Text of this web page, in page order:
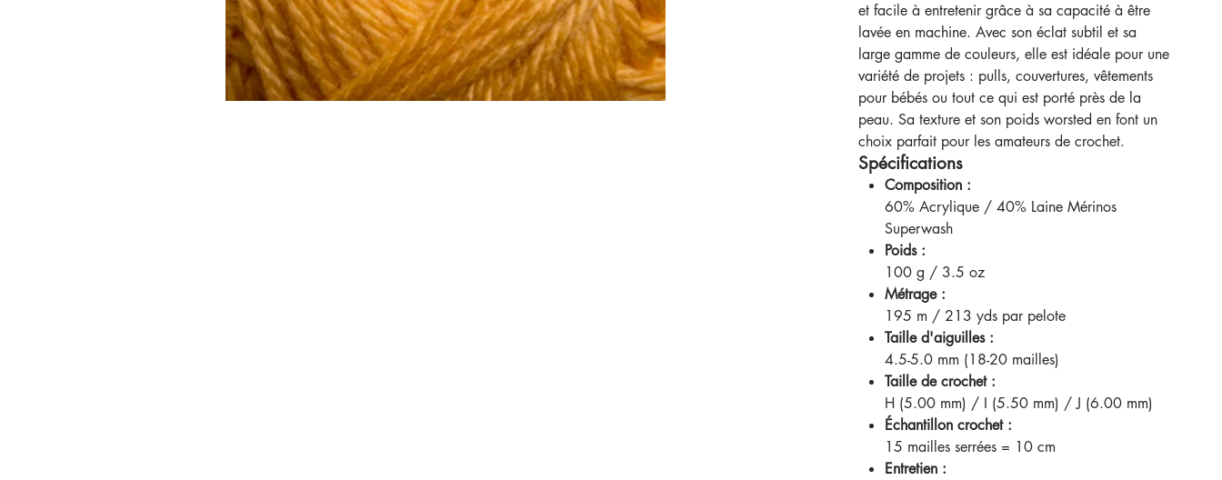
et facile à entretenir grâce à sa capacité à être
lavée en machine. Avec son éclat subtil et sa
large gamme de couleurs, elle est idéale pour une
variété de projets : pulls, couvertures, vêtements
pour bébés ou tout ce qui est porté près de la
peau. Sa texture et son poids worsted en font un
choix parfait pour les amateurs de crochet.
Spécifications
Composition :
60% Acrylique / 40% Laine Mérinos
Superwash
Poids :
100 g / 3.5 oz
Métrage :
195 m / 213 yds par pelote
Taille d'aiguilles :
4.5-5.0 mm (18-20 mailles)
Taille de crochet :
H (5.00 mm) / I (5.50 mm) / J (6.00 mm)
Échantillon crochet :
15 mailles serrées = 10 cm
Entretien :